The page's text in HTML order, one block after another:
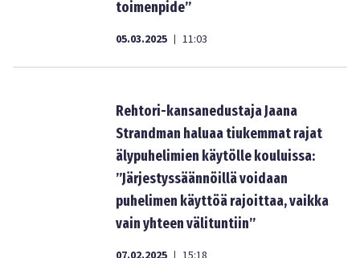
toimenpide”
05.03.2025 | 11:03
Rehtori-kansanedustaja Jaana
Strandman haluaa tiukemmat rajat
älypuhelimien käytölle kouluissa:
”Järjestyssäännöillä voidaan
puhelimen käyttöä rajoittaa, vaikka
vain yhteen välituntiin”
|